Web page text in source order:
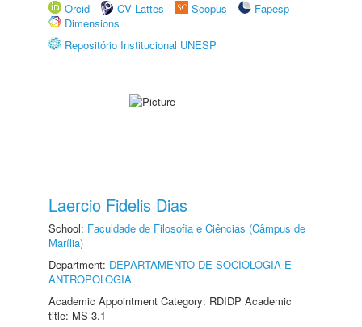
Orcid
CV Lattes Scopus
Fapesp
Dimensions
Repositório Institucional UNESP
Laercio Fidelis Dias
School: Faculdade de Filosofia e Ciências (Câmpus de
Marília)
Department: DEPARTAMENTO DE SOCIOLOGIA E
ANTROPOLOGIA
Academic Appointment Category: RDIDP Academic
title: MS-3.1